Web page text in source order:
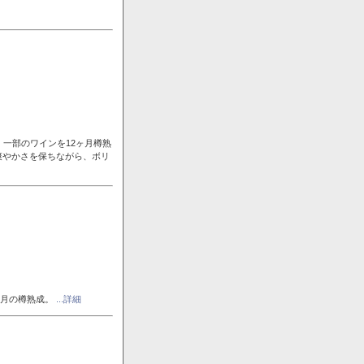
部のワインを12ヶ月樽熟
かさを保ちながら、ボリ
の樽熟成。 ...詳細